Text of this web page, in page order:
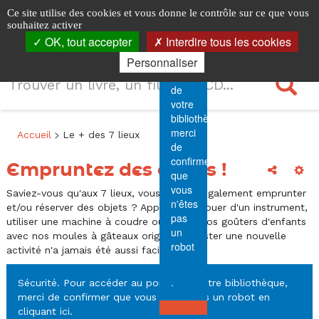
Panneau de gestion des cookies
Ce site utilise des cookies et vous donne le contrôle sur ce que vous
souhaitez activer
OK, tout accepter
Interdire tous les cookies
Personnaliser
Accéder
au
menu
principal
Accéder
au
contenu
Accéder
à
connexion
Le
+
7
lieux
Les
7
lieux
-
Bayeux
Logo
les
Identification
Sécurité.
Pour
accéder
au
portail
de
votre
bibliothèque,
merci
de
confirmer
que
vous
n'êtes
pas
un
robot
.
Horaires
principal
Fil
navigation
Accueil > Le + des 7 lieux
Empruntez des objets ! Afficher
Saviez-vous qu'aux 7 lieux, vous pouvez également emprunter
et/ou réserver des objets ? Apprendre à jouer d'un instrument,
utiliser une machine à coudre ou réussir vos goûters d'enfants
avec nos moules à gâteaux originaux : tester une nouvelle
activité n'a jamais été aussi facile !
Sécurité. Pour accéder au portail de votre bibliothèque,
merci de confirmer que vous n'êtes pas un robot en
cliquant ici.